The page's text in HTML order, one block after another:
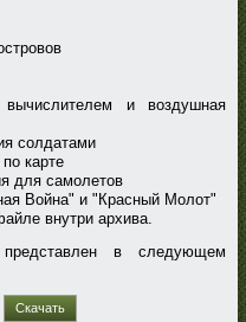
и воздушная
солдатами
карте
для самолетов
Война" и "Красный Молот"
внутри архива.
в следующем
Скачать